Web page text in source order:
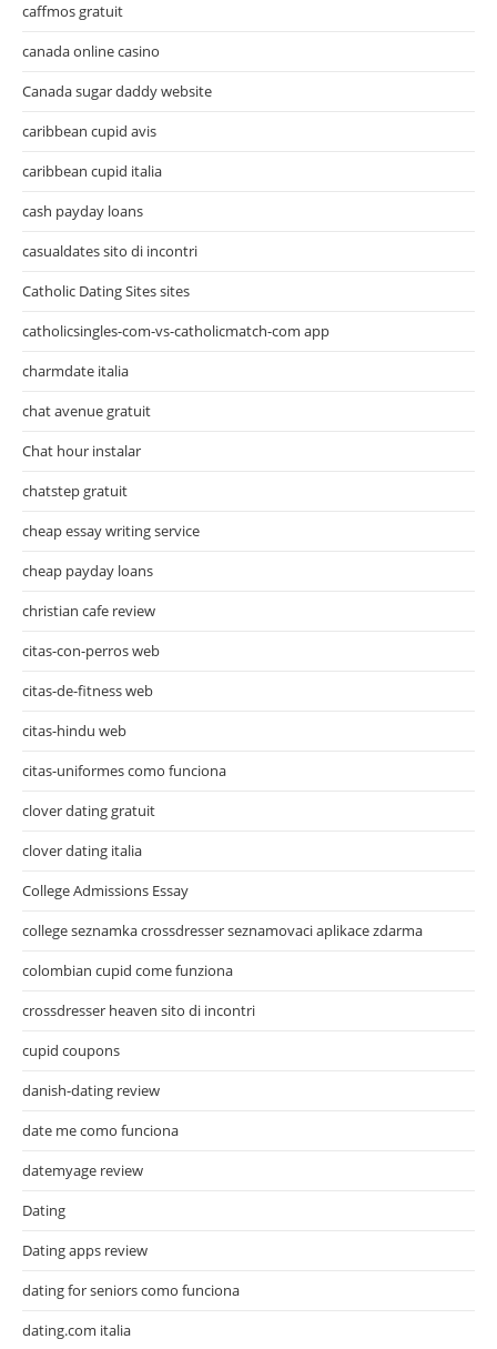
caffmos gratuit
canada online casino
Canada sugar daddy website
caribbean cupid avis
caribbean cupid italia
cash payday loans
casualdates sito di incontri
Catholic Dating Sites sites
catholicsingles-com-vs-catholicmatch-com app
charmdate italia
chat avenue gratuit
Chat hour instalar
chatstep gratuit
cheap essay writing service
cheap payday loans
christian cafe review
citas-con-perros web
citas-de-fitness web
citas-hindu web
citas-uniformes como funciona
clover dating gratuit
clover dating italia
College Admissions Essay
college seznamka crossdresser seznamovaci aplikace zdarma
colombian cupid come funziona
crossdresser heaven sito di incontri
cupid coupons
danish-dating review
date me como funciona
datemyage review
Dating
Dating apps review
dating for seniors como funciona
dating.com italia